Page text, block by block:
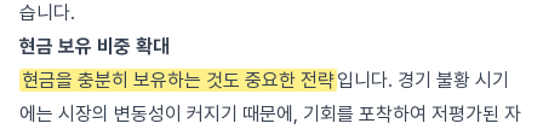
습니다.
현금 보유 비중 확대
현금을 충분히 보유하는 것도 중요한 전략입니다. 경기 불황 시기
에는 시장의 변동성이 커지기 때문에, 기회를 포착하여 저평가된 자